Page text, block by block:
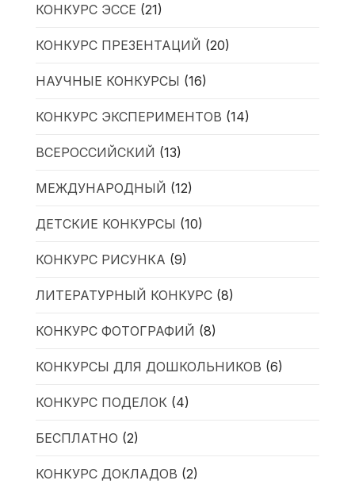
КОНКУРС ЭССЕ (21)
КОНКУРС ПРЕЗЕНТАЦИЙ (20)
НАУЧНЫЕ КОНКУРСЫ (16)
КОНКУРС ЭКСПЕРИМЕНТОВ (14)
ВСЕРОССИЙСКИЙ (13)
МЕЖДУНАРОДНЫЙ (12)
ДЕТСКИЕ КОНКУРСЫ (10)
КОНКУРС РИСУНКА (9)
ЛИТЕРАТУРНЫЙ КОНКУРС(8)
КОНКУРС ФОТОГРАФИЙ (8)
КОНКУРСЫ ДЛЯ ДОШКОЛЬНИКОВ (6)
КОНКУРС ПОДЕЛОК(4)
БЕСПЛАТНО (2)
КОНКУРС ДОКЛАДОВ (2)